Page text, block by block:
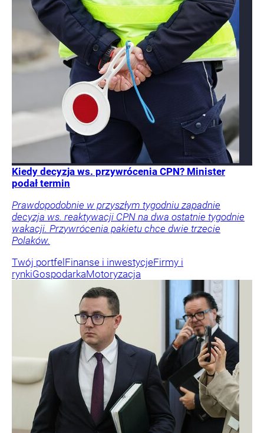
Kiedy decyzja ws. przywrócenia CPN? Minister
podał termin
Prawdopodobnie w przyszłym tygodniu zapadnie
decyzja ws. reaktywacji CPN na dwa ostatnie tygodnie
wakacji. Przywrócenia pakietu chce dwie trzecie
Polaków.
Twój portfel Finanse i inwestycjeFirmy i
rynkiGospodarkaMotoryzacja